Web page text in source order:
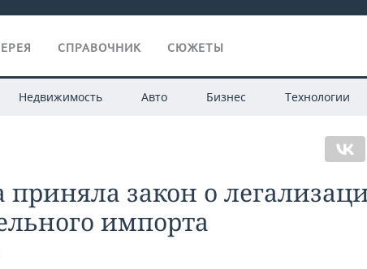
СПРАВОЧНИК СЮЖЕТЫ
Недвижимость Авто Бизнес Технологии
приняла закон о
импорта